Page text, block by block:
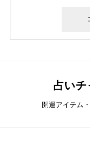
占い
開運アイテム